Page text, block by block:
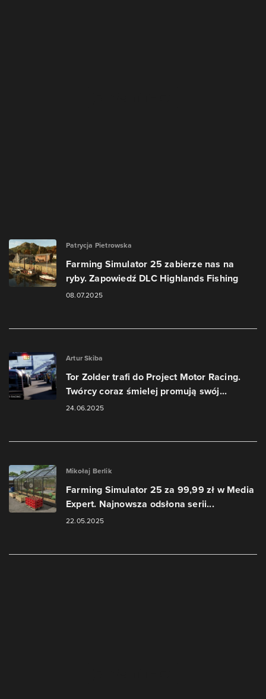
Patrycja Pietrowska
Farming Simulator 25 zabierze nas na
ryby. Zapowiedź DLC Highlands Fishing
08.07.2025
Artur Skiba
Tor Zolder trafi do Project Motor Racing.
Twórcy coraz śmielej promują swój...
24.06.2025
Mikołaj Berlik
Farming Simulator 25 za 99,99 zł w Media
Expert. Najnowsza odsłona serii...
22.05.2025